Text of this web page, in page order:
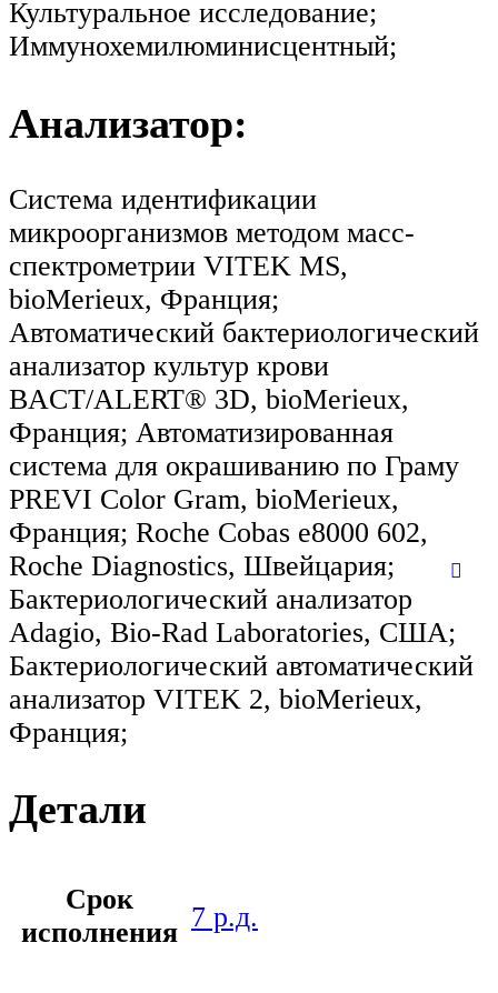
Культуральное исследование;
Иммунохемилюминисцентный;
Анализатор:
Система идентификации
микроорганизмов методом масс-
спектрометрии VITEK MS,
bioMerieux, Франция;
Автоматический бактериологический
анализатор культур крови
BACT/ALERT® 3D, bioMerieux,
Франция; Автоматизированная
система для окрашиванию по Граму
PREVI Color Gram, bioMerieux,
Франция; Roche Cobas e8000 602,
Roche Diagnostics, Швейцария;
Бактериологический анализатор
Adagio, Bio-Rad Laboratories, США;
Бактериологический автоматический
анализатор VITEK 2, bioMerieux,
Франция;
Детали
Срок
исполнения 7 р.д.